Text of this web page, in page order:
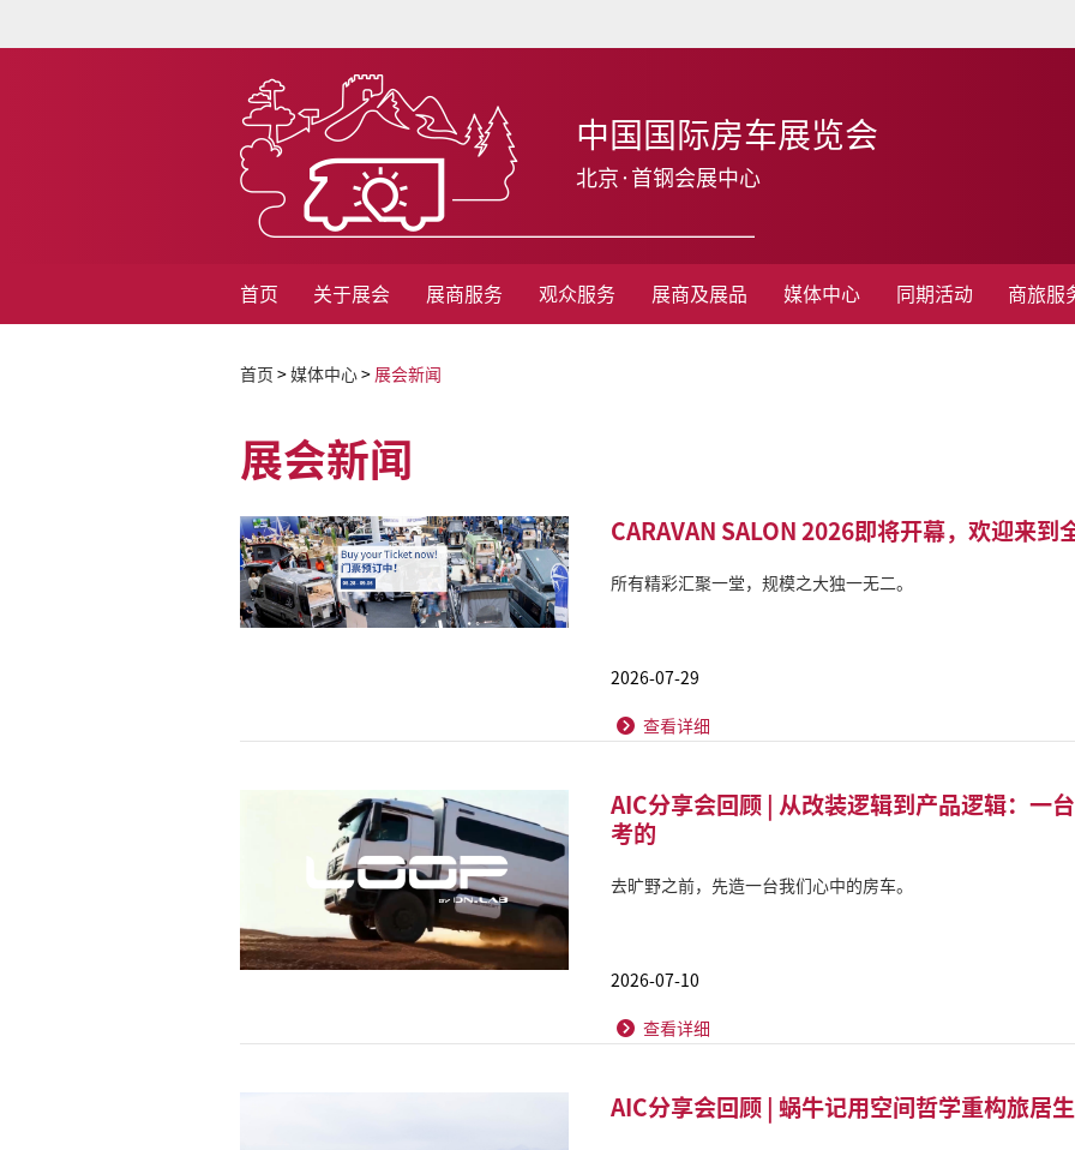
中国国际房车展览会
北京·首钢会展中心
首页 关于展会 展商服务 观众服务 展商及展品 媒体中心 同期活动 商旅服
首页 > 媒体中心> 展会新闻
展会新闻
CARAVAN SALON 2026即将开幕，欢迎来
所有精彩汇聚一堂，规模之大独一无二。
2026-07-29
查看详细
AIC分享会回顾 | 从改装逻辑到产品逻辑：一
考的
去旷野之前，先造一台我们心中的房车。
2026-07-10
查看详细
AIC分享会回顾 | 蜗牛记用空间哲学重构旅居